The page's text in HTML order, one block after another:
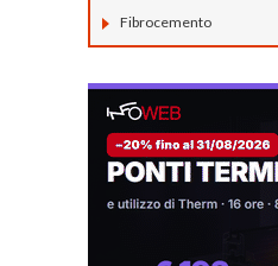
Fibrocemento